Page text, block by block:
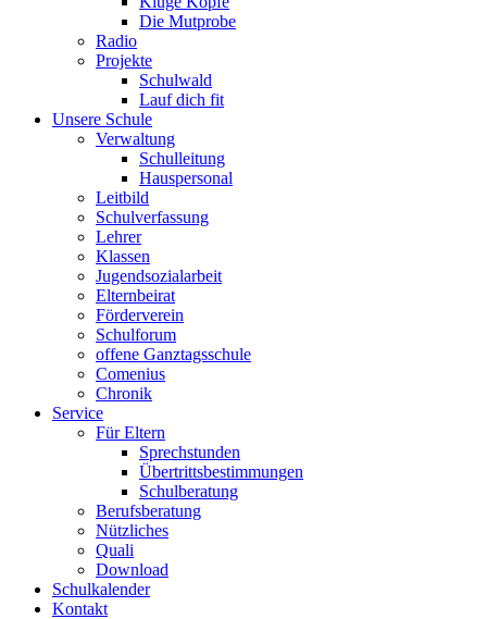
Die Mutprobe
Radio
Projekte
Schulwald
Lauf dich fit
Unsere Schule
Verwaltung
Schulleitung
Hauspersonal
Leitbild
Schulverfassung
Lehrer
Klassen
Jugendsozialarbeit
Elternbeirat
Förderverein
Schulforum
offene Ganztagsschule
Comenius
Chronik
Service
Für Eltern
Sprechstunden
Übertrittsbestimmungen
Schulberatung
Berufsberatung
Nützliches
Quali
Download
Schulkalender
Kontakt